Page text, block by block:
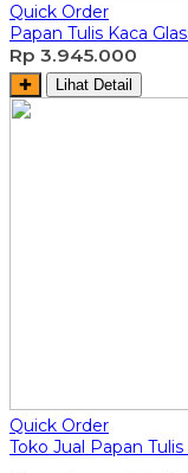
Quick Order
Papan Tulis Kaca
Rp 3.945.000
✚ Lihat Detail
Quick Order
Toko Jual Papan